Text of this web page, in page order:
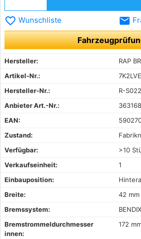
favorite_border Wunschliste email
Hersteller:
RAP
Artikel-Nr.:
Hersteller-Nr.:
R-
Anbieter Art.-Nr.:
EAN:
Zustand:
Verfügbar:
>10
Verkaufseinheit:
1
Einbauposition:
Breite:
42 mm
Bremssystem:
BENDIX
Bremstrommeldurchmesser
innen:
172